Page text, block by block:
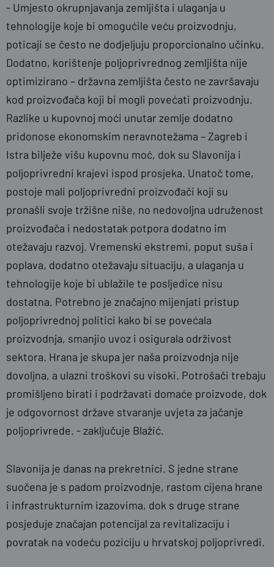
- Umjesto okrupnjavanja zemljišta i ulaganja u
tehnologije koje bi omogućile veću proizvodnju,
poticaji se često ne dodjeljuju proporcionalno učinku.
Dodatno, korištenje poljoprivrednog zemljišta nije
optimizirano – državna zemljišta često ne završavaju
kod proizvođača koji bi mogli povećati proizvodnju.
Razlike u kupovnoj moći unutar zemlje dodatno
pridonose ekonomskim neravnotežama – Zagreb i
Istra bilježe višu kupovnu moć, dok su Slavonija i
poljoprivredni krajevi ispod prosjeka. Unatoč tome,
postoje mali poljoprivredni proizvođači koji su
pronašli svoje tržišne niše, no nedovoljna udruženost
proizvođača i nedostatak potpora dodatno im
otežavaju razvoj. Vremenski ekstremi, poput suša i
poplava, dodatno otežavaju situaciju, a ulaganja u
tehnologije koje bi ublažile te posljedice nisu
dostatna. Potrebno je značajno mijenjati pristup
poljoprivrednoj politici kako bi se povećala
proizvodnja, smanjio uvoz i osigurala održivost
sektora. Hrana je skupa jer naša proizvodnja nije
dovoljna, a ulazni troškovi su visoki. Potrošači trebaju
promišljeno birati i podržavati domaće proizvode, dok
je odgovornost države stvaranje uvjeta za jačanje
poljoprivrede. - zaključuje Blažić.
Slavonija je danas na prekretnici. S jedne strane
suočena je s padom proizvodnje, rastom cijena hrane
i infrastrukturnim izazovima, dok s druge strane
posjeduje značajan potencijal za revitalizaciju i
povratak na vodeću poziciju u hrvatskoj poljoprivredi.